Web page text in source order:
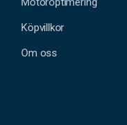
Köpvillkor
Om oss